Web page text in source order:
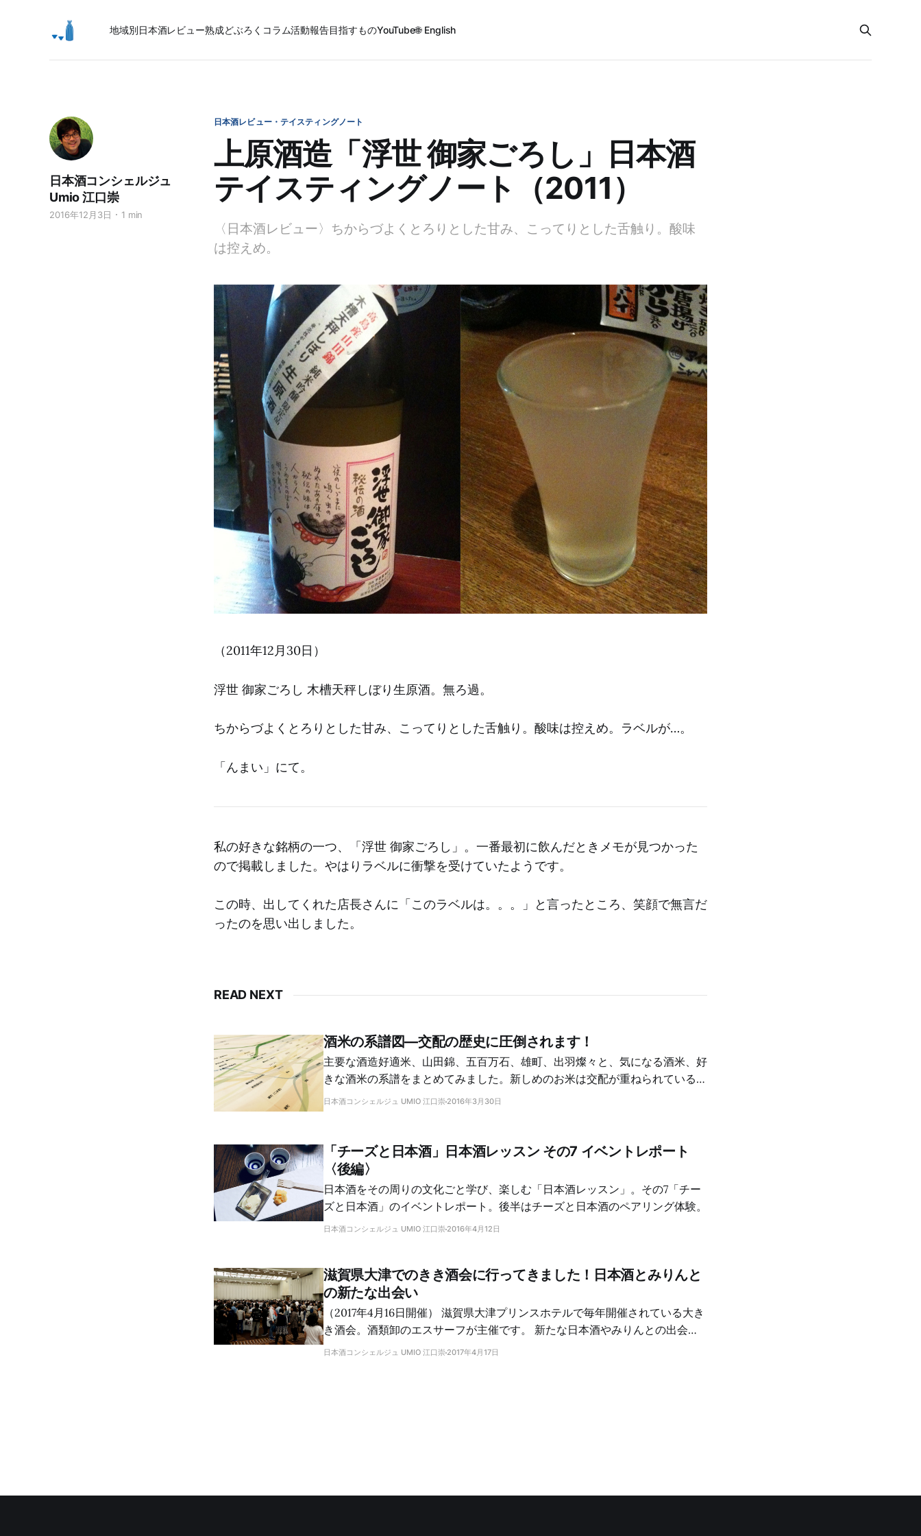
地域別日本酒レビュー熟成どぶろく コラム活動報告目指すものYouTube🌐 English
日本酒レビュー・テイスティングノート
上原酒造「浮世 御家ごろし」日本酒
テイスティングノート（2011）
日本酒コンシェルジュ
Umio 江口崇
2016年12月3日 1 min
〈日本酒レビュー〉ちからづよくとろりとした甘み、こってりとした舌触り。酸味
は控えめ。
（2011年12月30日）
浮世 御家ごろし 木槽天秤しぼり生原酒。無ろ過。
ちからづよくとろりとした甘み、こってりとした舌触り。酸味は控えめ。ラベルが…。
「んまい」にて。
私の好きな銘柄の一つ、「浮世 御家ごろし」。一番最初に飲んだときメモが見つかった
ので掲載しました。やはりラベルに衝撃を受けていたようです。
この時、出してくれた店長さんに「このラベルは。。。」と言ったところ、笑顔で無言だ
ったのを思い出しました。
READ NEXT
酒米の系譜図―交配の歴史に圧倒されます！
主要な酒造好適米、山田錦、五百万石、雄町、出羽燦々と、気になる酒米、好
きな酒米の系譜をまとめてみました。新しめのお米は交配が重ねられているの
がわかります。意外なルーツもわかって楽しい！
日本酒コンシェルジュ UMIO 江口崇 2016年3月30日
「チーズと日本酒」日本酒レッスン その7 イベントレポート
〈後編〉
日本酒をその周りの文化ごと学び、楽しむ「日本酒レッスン」。その7「チー
ズと日本酒」のイベントレポート。後半はチーズと日本酒のペアリング体験。
日本酒コンシェルジュ UMIO 江口崇 2016年4月12日
滋賀県大津でのきき酒会に行ってきました！日本酒とみりんと
の新たな出会い
（2017年4月16日開催） 滋賀県大津プリンスホテルで毎年開催されている大き
き酒会。酒類卸のエスサーフが主催です。 新たな日本酒やみりんとの出会い
がありました。すべてのブースを回ることは叶わず。でも、いくつか深い体験
日本酒コンシェルジュ UMIO 江口崇 2017年4月17日